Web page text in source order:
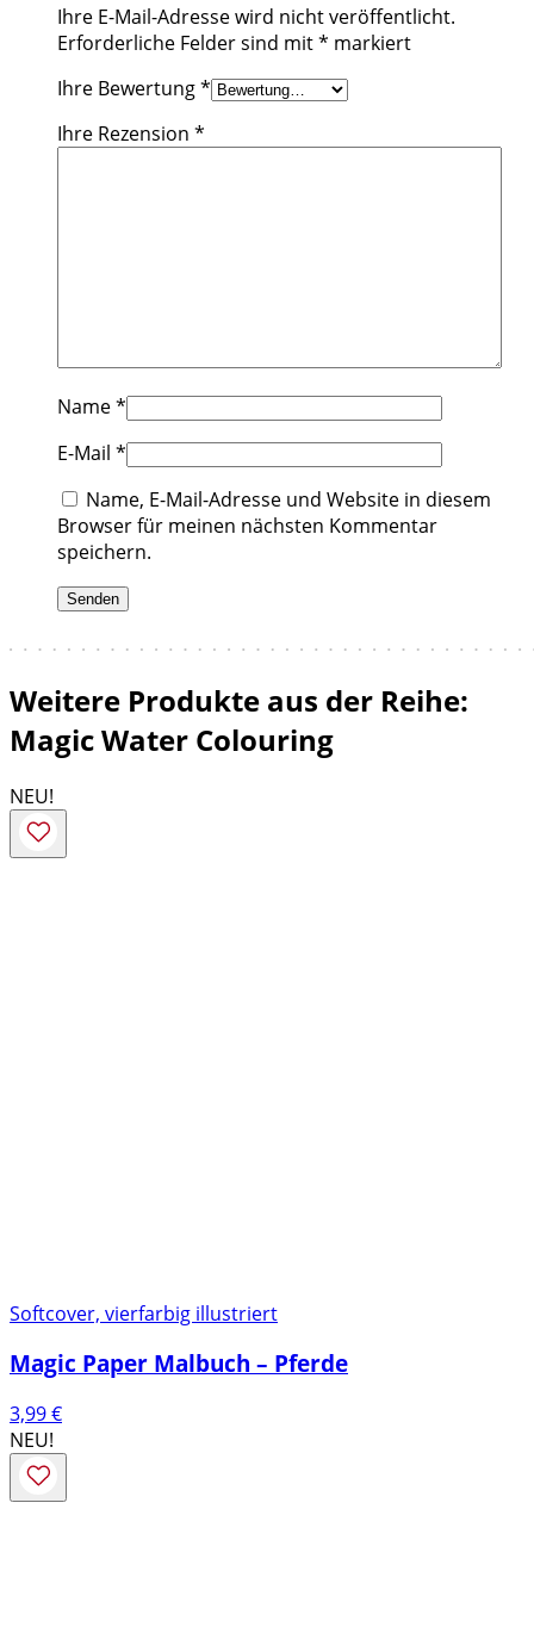
Ihre E-Mail-Adresse wird nicht veröffentlicht.
Erforderliche Felder sind mit* markiert
Ihre Bewertung*
Ihre Rezension *
Name*
E-Mail *
Name, E-Mail-Adresse und Website in diesem
Browser für meinen nächsten Kommentar
speichern.
Weitere Produkte aus der Reihe:
Magic Water Colouring
NEU!
Softcover, vierfarbig illustriert
Magic Paper Malbuch – Pferde
3,99€
NEU!